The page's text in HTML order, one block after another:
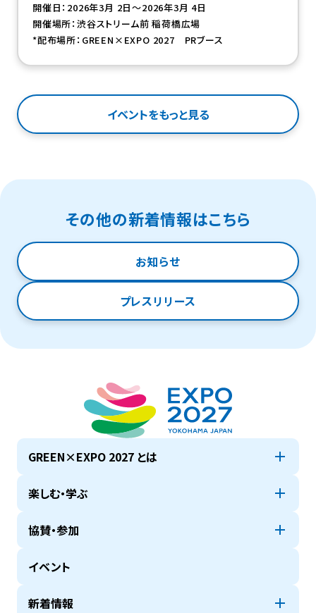
開催日：2026年3月 2日～2026年3月 4日
開催場所：渋谷ストリーム前 稲荷橋広場
*配布場所：GREEN×EXPO 2027 PRブース
イベントをもっと見る
その他の新着情報はこちら
お知らせ
プレスリリース
GREEN×EXPO 2027 とは
楽しむ・学ぶ
協賛・参加
イベント
新着情報